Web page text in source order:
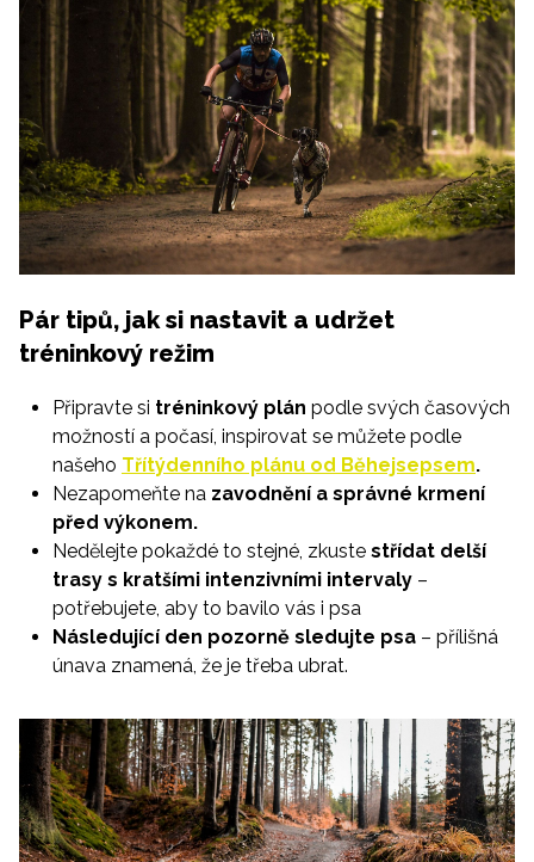
Pár tipů, jak si nastavit a udržet
tréninkový režim
Připravte si tréninkový plán podle svých časových
možností a počasí, inspirovat se můžete podle
našeho Třítýdenního plánu od Běhejsepsem.
Nezapomeňte na zavodnění a správné krmení
před výkonem.
Nedělejte pokaždé to stejné, zkuste střídat delší
trasy s kratšími intenzivními intervaly –
potřebujete, aby to bavilo vás i psa
Následující den pozorně sledujte psa – přílišná
únava znamená, že je třeba ubrat.